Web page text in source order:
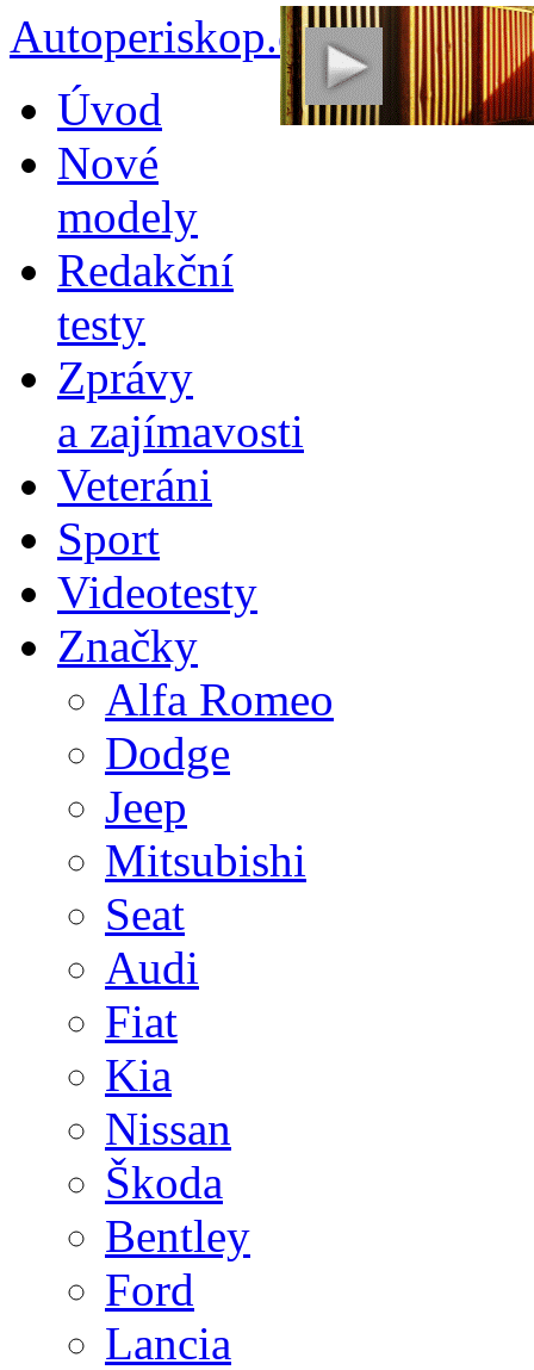
Autoperiskop.cz –
obsahu
webu
Úvod
Nové
modely
Redakční
testy
Zprávy
a zajímavosti
Veteráni
Sport
Videotesty
Značky
Alfa Romeo
Dodge
Jeep
Mitsubishi
Seat
Audi
Fiat
Kia
Nissan
Škoda
Bentley
Ford
Lancia